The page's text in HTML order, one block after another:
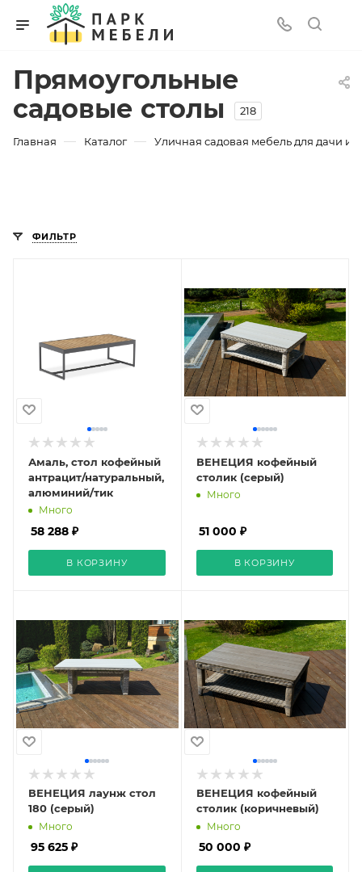
Прямоугольные
садовые столы
218
Главная — Каталог — Уличная садовая мебель для дачи и
ФИЛЬТР
Амаль, стол кофейный
антрацит/натуральный,
алюминий/тик
Много
58 288 ₽
В КОРЗИНУ
ВЕНЕЦИЯ кофейный
столик (серый)
Много
51 000 ₽
В КОРЗИНУ
ВЕНЕЦИЯ лаунж стол
180 (серый)
Много
95 625 ₽
ВЕНЕЦИЯ кофейный
столик (коричневый)
Много
50 000 ₽